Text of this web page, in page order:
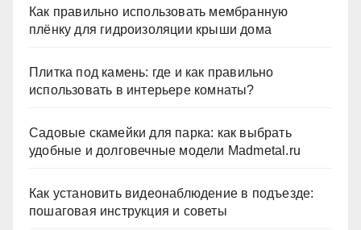
Как правильно использовать мембранную
плёнку для гидроизоляции крыши дома
Плитка под камень: где и как правильно
использовать в интерьере комнаты?
Садовые скамейки для парка: как выбрать
удобные и долговечные модели Madmetal.ru
Как установить видеонаблюдение в подъезде:
пошаговая инструкция и советы